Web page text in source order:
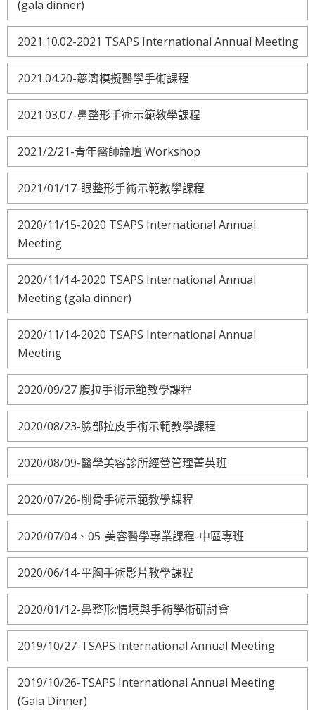
(gala dinner)
2021.10.02-2021 TSAPS International Annual Meeting
2021.04.20-慈濟模擬醫學手術課程
2021.03.07-鼻整形手術示範教學課程
2021/2/21-青年醫師論壇 Workshop
2021/01/17-眼整形手術示範教學課程
2020/11/15-2020 TSAPS International Annual
Meeting
2020/11/14-2020 TSAPS International Annual
Meeting (gala dinner)
2020/11/14-2020 TSAPS International Annual
Meeting
2020/09/27 腹拉手術示範教學課程
2020/08/23-臉部拉皮手術示範教學課程
2020/08/09-醫學美容診所經營管理菁英班
2020/07/26-削骨手術示範教學課程
2020/07/04、05-美容醫學專業課程-中區專班
2020/06/14-平胸手術影片教學課程
2020/01/12-鼻整形:情境與手術學術研討會
2019/10/27-TSAPS International Annual Meeting
2019/10/26-TSAPS International Annual Meeting
(Gala Dinner)